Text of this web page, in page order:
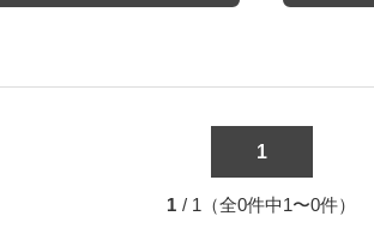
1
1 / 1（全0件中1〜0件）